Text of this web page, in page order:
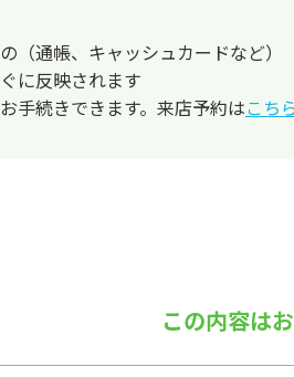
（通帳、キャッシュカードなど）
に反映されます
手続きできます。来店予約はこち
この内容は